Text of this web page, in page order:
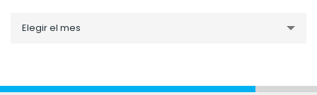
porElegir el mes